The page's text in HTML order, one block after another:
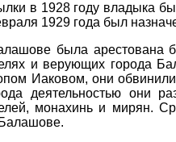
в 1928 году владыка
1929 года был
была арестована
и верующих города
Иаковом, они обвинили
деятельностью они
монахинь и мирян.